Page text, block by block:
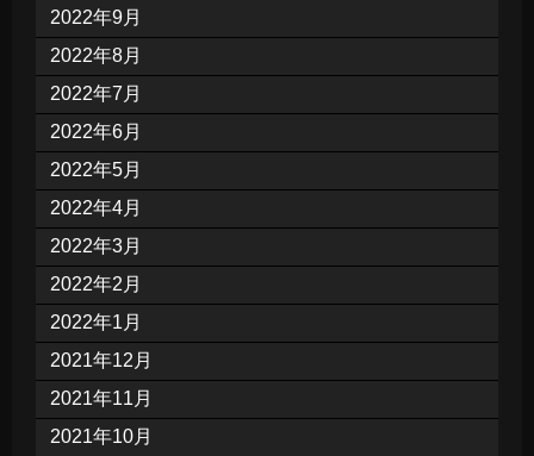
2022年9月
2022年8月
2022年7月
2022年6月
2022年5月
2022年4月
2022年3月
2022年2月
2022年1月
2021年12月
2021年11月
2021年10月